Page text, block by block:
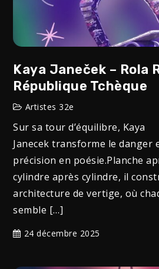
Kaya Janeček – Rola
République Tchèque
Artistes 32e
Sur sa tour d’équilibre, Kaya
Janecek transforme le danger
précision en poésie.Planche
cylindre après cylindre, il
architecture de vertige, où
semble […]
24 décembre 2025